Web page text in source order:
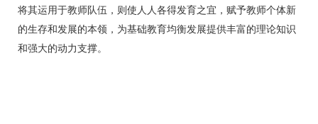
将其运用于教师队伍，则使人人各得发育之宜，赋予教师个体新
的生存和发展的本领，为基础教育均衡发展提供丰富的理论知识
和强大的动力支撑。